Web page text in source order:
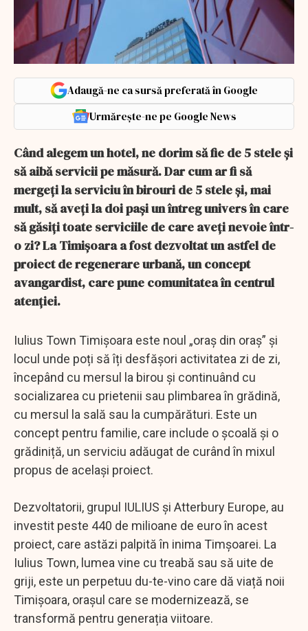
Adaugă-ne ca sursă preferată în Google
Urmărește-ne pe Google News
Când alegem un hotel, ne dorim să fie de 5 stele și
să aibă servicii pe măsură. Dar cum ar fi să
mergeți la serviciu în birouri de 5 stele și, mai
mult, să aveți la doi pași un întreg univers în care
să găsiți toate serviciile de care aveți nevoie într-
o zi? La Timișoara a fost dezvoltat un astfel de
proiect de regenerare urbană, un concept
avangardist, care pune comunitatea în centrul
atenției.
Iulius Town Timișoara este noul „oraș din oraș” și
locul unde poți să îți desfășori activitatea zi de zi,
începând cu mersul la birou și continuând cu
socializarea cu prietenii sau plimbarea în grădină,
cu mersul la sală sau la cumpărături. Este un
concept pentru familie, care include o școală și o
grădiniță, un serviciu adăugat de curând în mixul
propus de același proiect.
Dezvoltatorii, grupul IULIUS și Atterbury Europe, au
investit peste 440 de milioane de euro în acest
proiect, care astăzi palpită în inima Timșoarei. La
Iulius Town, lumea vine cu treabă sau să uite de
griji, este un perpetuu du-te-vino care dă viață noii
Timișoara, orașul care se modernizează, se
transformă pentru generația viitoare.